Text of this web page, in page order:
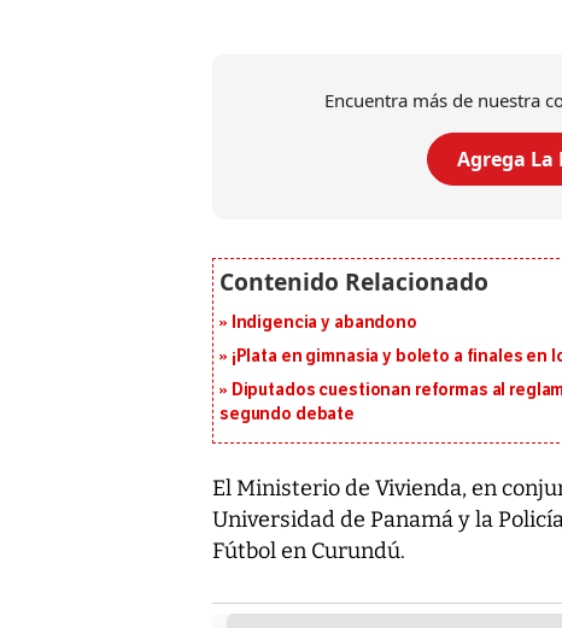
Encuentra más de nuestra
Agrega La
Indigencia y abandono
¡Plata en gimnasia y boleto a finales en
Diputados cuestionan reformas al
segundo debate
El Ministerio de Vivienda, en
Universidad de Panamá y la
Fútbol en Curundú.